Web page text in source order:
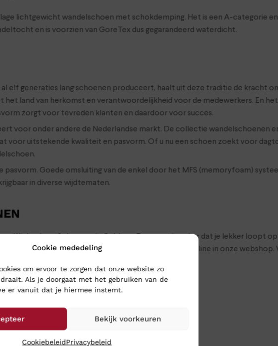
Cookie mededeling
om ervoor te zorgen dat onze website zo
Als je doorgaat met het gebruiken van de
er vanuit dat je hiermee instemt.
Bekijk voorkeuren
CookiebeleidPrivacybeleid
lichtgewicht wandelschoen met schokdemping. Het is een A-categorie
en is voorzien van GoreTex dus gegarandeerd waterdicht.
elf generaties lang schoenen produceert, haalt uit deze traditie de kracht
land van herkomst en verantwoordelijkheid voor de medewerkers. En
zorgt voor tevreden klanten en daardoor voor succes.
voor onder andere de Nederlandse markt. De collectie wandelschoenen
voor uitstekende kwaliteit en pasvorm. Of u nu een schoen zoekt voor
Goede omsluiting van de enkel door het MFS (memoryfoam)
in diverse wijdtematen.
Klinkenberg Schoenen in Geldrop. Dan weet je zeker dat je lekker loopt
de wandelschoenen gewoon naar je op: bestel ze online in onze webshop.
binnen.